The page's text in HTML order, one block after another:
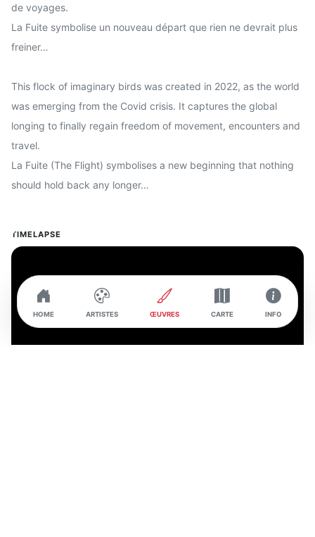
HOME ARTISTES ŒUVRES CARTE INFO
de voyages.
La Fuite symbolise un nouveau départ que rien ne devrait plus
freiner…
This flock of imaginary birds was created in 2022, as the world
was emerging from the Covid crisis. It captures the global
longing to finally regain freedom of movement, encounters and
travel.
La Fuite (The Flight) symbolises a new beginning that nothing
should hold back any longer…
TIMELAPSE